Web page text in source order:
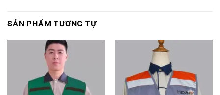
SẢN PHẨM TƯƠNG TỰ